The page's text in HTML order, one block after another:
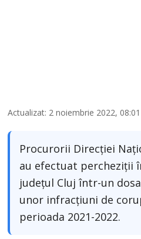
Actualizat: 2 noiembrie 2022, 08:01
Procurorii Direcţiei
au efectuat percheziţii
judeţul Cluj într-un
unor infracţiuni de
perioada 2021-2022.